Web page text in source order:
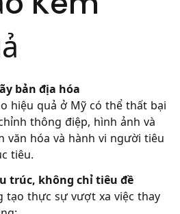
bản địa hóa
hiệu quả ở Mỹ có thể thất bại
thông điệp, hình ảnh và
văn hóa và hành vi người tiêu
tiêu.
trúc, không chỉ tiêu đề
tạo thực sự vượt xa việc thay